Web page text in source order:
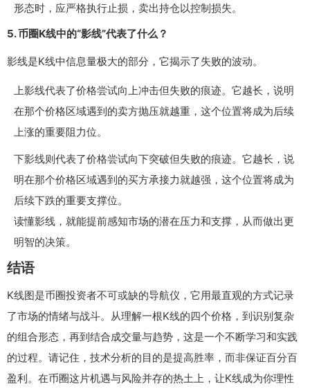
形态时，应严格执行止损，卖出持仓以控制损失。
5. 币圈K线中的“影线”代表了什么？
影线是K线中信息量极大的部分，它揭示了失败的波动。
上影线代表了价格尝试向上冲击但失败的痕迹。它越长，说明
在那个价格区域遇到的卖方抛压就越重，这个位置将成为后续
上涨的重要阻力位。
下影线则代表了价格尝试向下突破但失败的痕迹。它越长，说
明在那个价格区域遇到的买方承接力就越强，这个位置将成为
后续下跌的重要支撑位。
读懂影线，就能提前感知市场的潜在压力和支撑，从而做出更
明智的决策。
结语
K线图是币圈投资者不可或缺的导航仪，它用最直观的方式记录
了市场的情绪与战斗。从理解一根K线的四个价格，到识别复杂
的组合形态，再到结合成交量与趋势，这是一个不断学习和实践
的过程。请记住，技术分析的目的是提高胜率，而非保证百分百
盈利。在币圈这片机遇与风险并存的热土上，让K线成为你理性